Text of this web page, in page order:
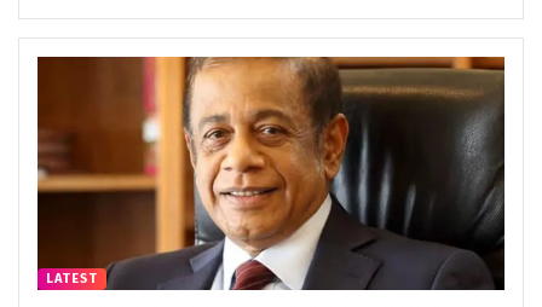
LATEST